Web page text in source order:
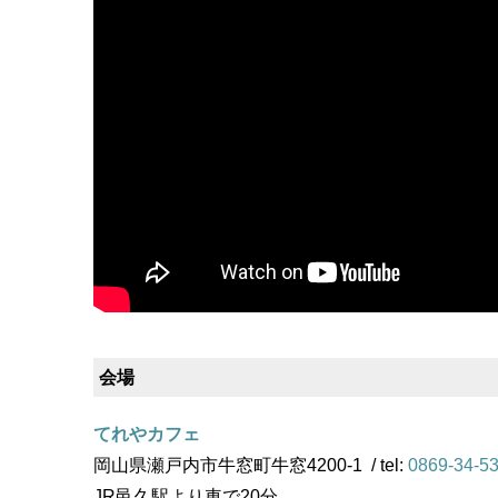
会場
てれやカフェ
岡山県瀬戸内市牛窓町牛窓4200-1 / tel: 0869-34-